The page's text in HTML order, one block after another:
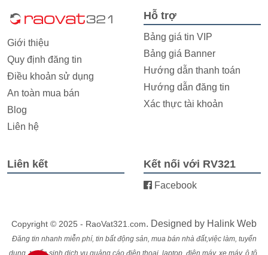
Giới thiệu
Quy định đăng tin
Điều khoản sử dụng
An toàn mua bán
Blog
Liên hệ
Hỗ trợ
Bảng giá tin VIP
Bảng giá Banner
Hướng dẫn thanh toán
Hướng dẫn đăng tin
Xác thực tài khoản
Liên kết Kết nối với RV321
Facebook
Copyright © 2025 - RaoVat321.com. Designed by Halink Web
Đăng tin nhanh miễn phí, tin bất động sản, mua bán nhà đất,việc làm, tuyển
dụng, tuyển sinh,dịch vụ,quảng cáo,điện thoại, laptop, điện máy, xe máy, ô tô,